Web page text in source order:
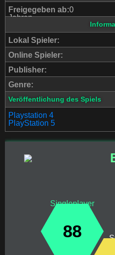
Freigegeben ab:0
Jahren
Lokal Spieler:
Online Spieler:
Publisher:
Genre:
Veröffentlichung des Spiels
Playstation 4
PlayStation 5
Singleplayer
88